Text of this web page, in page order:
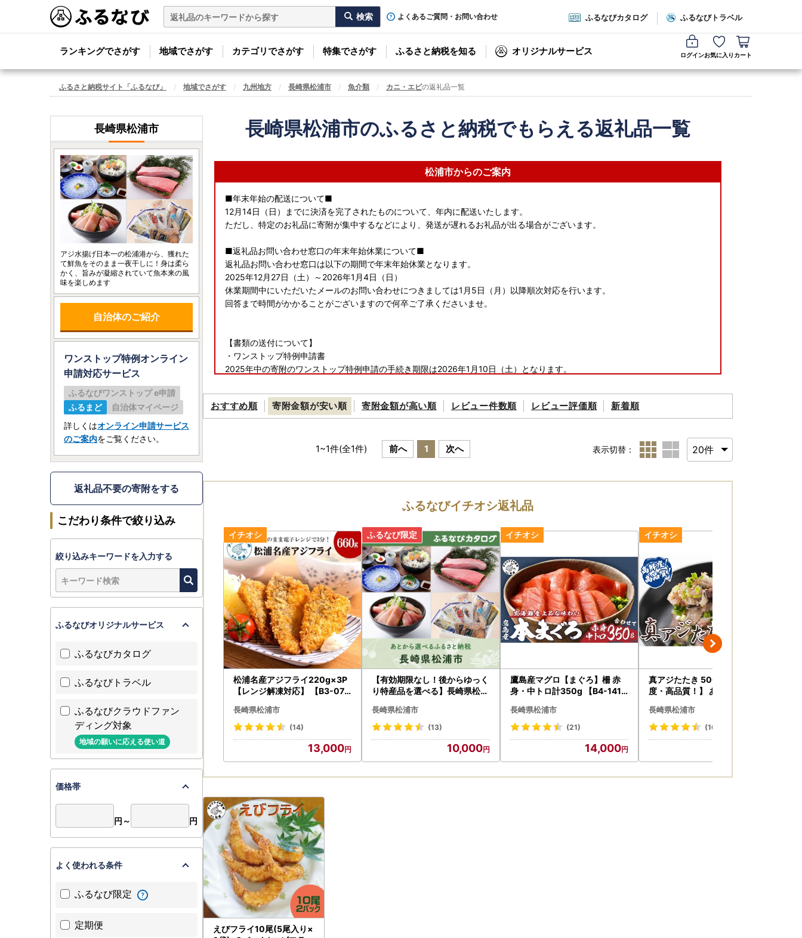
よくあるご質問・お問い合わせ ふるなびカタログ ふるなびトラベル
ランキングでさがす 地域でさがす カテゴリでさがす 特集でさがす ふるさと納税を知る オリジナルサービス ログインお気に入り カート
ふるさと納税サイト「ふるなび」 地域でさがす 九州地方 長崎県松浦市 魚介類 カニ・エビの返礼品一覧
長崎県松浦市のふるさと納税でもらえる返礼品一覧
松浦市からのご案内
■年末年始の配送について■
12月14日（日）までに決済を完了されたものについて、年内に配送いたします。
ただし、特定のお礼品に寄附が集中するなどにより、発送が遅れるお礼品が出る場合がございます。
■返礼品お問い合わせ窓口の年末年始休業について■
返礼品お問い合わせ窓口は以下の期間で年末年始休業となります。
2025年12月27日（土）～2026年1月4日（日）
休業期間中にいただいたメールのお問い合わせにつきましては1月5日（月）以降順次対応を行います。
回答まで時間がかかることがございますので何卒ご了承くださいませ。
【書類の送付について】
・ワンストップ特例申請書
2025年中の寄附のワンストップ特例申請の手続き期限は2026年1月10日（土）となります。
2025年12月30日（火）～12月31日（水）のご入金分は、2026年1月3日（土）までに発送いたします。
※年末年始は、郵便の発送が遅れる場合がございます。時間に余裕をもった申請をお願いいたします。
2025年12月25日（木）までにご入金いただいた寄附については、年内に発送いたします。
2025年12月26日（金）～12月31日（水）のご入金分は、2026年1月5日（月）から発送いたします。
※※※お申込みいただく前に必ず下記をご確認ください。※※※
寄附者様のご都合による寄附申込のキャンセルや返礼品の変更等はいたしかねますのであらかじめご了承ください。
■返礼品について■
▼申込前
返礼品をお受け取りいただけない長期ご不在期間がございましたら、備考欄にご入力ください。返礼品によっては、配送日の指定
をできかねる場合がございます。返礼品詳細ページをよくご確認の上、お申し込みください。
また、発送予定につきましては、お選びいただく返礼品により異なります。各返礼品詳細ページの「配送」欄に記載しております
ので、ご確認の上お申し込みください。なお、12月はお申し込みが集中するため、返礼品のお届けまでにお時間を要しますことを
あらかじめご了承の上お申し込みいただきますようお願いいたします。
▼申込後（お届け前）
返礼品の発送時には、ご登録のメールアドレス宛に発送開始案内のメールをお送りしております。
寄附者様のご都合により返礼品が発送元事業者へ返品された場合は再送いたしかねますので、お早めにお受け取りいただきますよ
うお願いいたします。
また、返礼品のお届け先変更をご希望の方は、下記のお問い合わせ先までご連絡いただきますようお願いいたします。
なお、返礼品の発送準備中のためご連絡いただくタイミングにより対応いたしかねる場合がございますので、あらかじめご了承く
ださい。
返礼品のお受け取り後はすぐに中身や状態をご確認いただき、万が一不具合等がございましたら、大変お手数ではございますがお
問い合わせ先まで画像を添付の上ご連絡いただきますようお願い申し上げます。
なお、お受け取りからお日にちが経過した後のご連絡につきましては対応いたしかねる場合がございますのであらかじめご了承く
■問い合わせについて■
お問い合わせの際は、寄附者様氏名・申込番号を添えてお問い合わせください。メールでのお問い合わせが非常に多く、ご回答に
お時間を要しております。誠に恐縮ではございますが、ご回答までに1週間ほどお時間を頂く場合もございますのであらかじめご
了承ください。
また、お電話も大変混み合っておりご迷惑をおかけしておりますが、何卒よろしくお願い申し上げます。
▼ お問い合わせ先
【ワンストップ特例申請書類に関すること】
松浦市役所 ふるさと納税・魅力発信室（平日 8:30～17:15 ※年末年始は除く）
電 話：０９５６－７２－１３２１
おすすめ順 寄附金額が安い順 寄附金額が高い順 レビュー件数順 レビュー評価順 新着順
1~1件(全1件) 前へ 1 次へ 表示切替：
ふるなびイチオシ返礼品
松浦名産アジフライ220g×3P
【レンジ解凍対応】 【B3-072
長崎県松浦市
(14)
13,000
【有効期限なし！後からゆっく
り特産品を選べる】長崎県松浦
長崎県松浦市
(13)
10,000
鷹島産マグロ【まぐろ】柵 赤
身・中トロ計350g 【B4-141
長崎県松浦市
(21)
14,000
真アジたたき 500g×1p 【高鮮
度・高品質！】 あじ【A9-043
長崎県松浦市
(16)
えびフライ10尾(5尾入り×
長崎県松浦市
アジ水揚げ日本一の松浦港から、獲れた
て鮮魚をそのまま一夜干しに！身は柔ら
かく、旨みが凝縮されていて魚本来の風
味を楽しめます
自治体のご紹介
ワンストップ特例オンライン
申請対応サービス
ふるなびワンストップ e申請
ふるまど
自治体マイページ
詳しくはオンライン申請サービス
のご案内をご覧ください。
返礼品不要の寄附をする
こだわり条件で絞り込み
絞り込みキーワードを入力する
ふるなびオリジナルサービス
ふるなびカタログ
ふるなびトラベル
ふるなびクラウドファン
ディング対象
地域の願いに応える使い道
価格帯
円～ 円
よく使われる条件
ふるなび限定
定期便